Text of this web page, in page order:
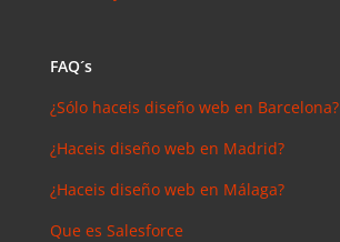
FAQ´s
¿Sólo haceis diseño web en Barcelona?
¿Haceis diseño web en Madrid?
¿Haceis diseño web en Málaga?
Que es Salesforce